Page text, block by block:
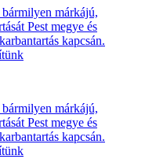
márkájú,
Pest megye és
kapcsán.
márkájú,
Pest megye és
kapcsán.